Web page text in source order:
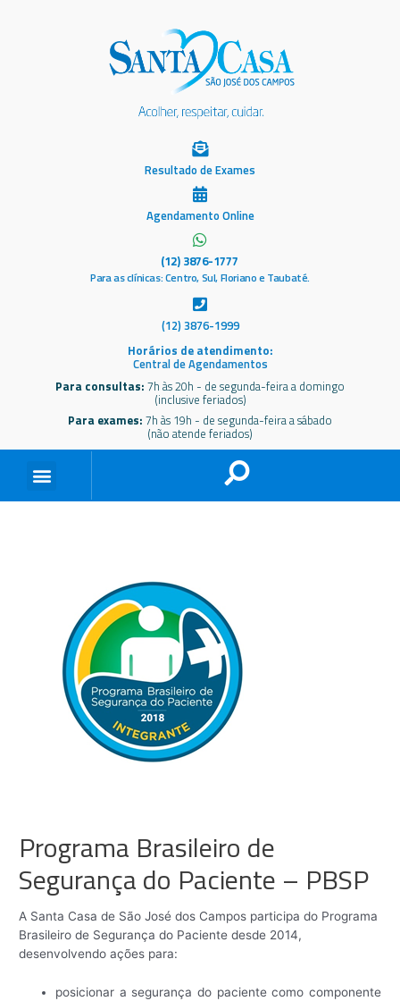
Resultado de Exames
Agendamento Online
(12) 3876-1777
Para as clínicas: Centro, Sul, Floriano e Taubaté.
(12) 3876-1999
Horários de atendimento:
Central de Agendamentos
Para consultas: 7h às 20h - de segunda-feira a domingo
(inclusive feriados)
Para exames: 7h às 19h - de segunda-feira a sábado
(não atende feriados)
Programa Brasileiro de
Segurança do Paciente – PBSP
A Santa Casa de São José dos Campos participa do Programa
Brasileiro de Segurança do Paciente desde 2014,
desenvolvendo ações para:
posicionar a segurança do paciente como componente